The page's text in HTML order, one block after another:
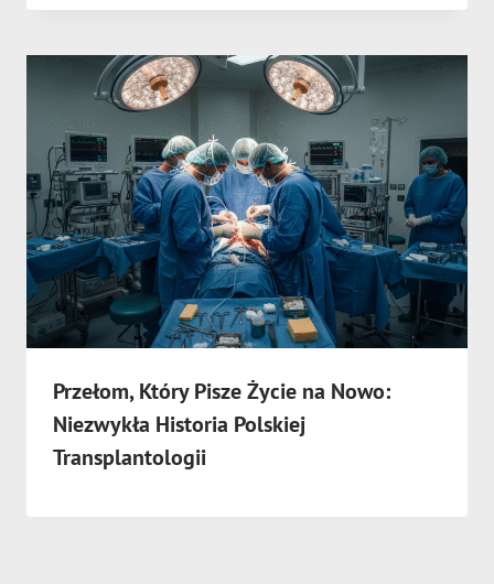
Przełom, Który Pisze Życie na Nowo:
Niezwykła Historia Polskiej
Transplantologii